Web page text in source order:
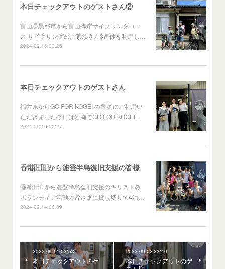
本日チェックアウトのゲストさん②
富山県黒部市から富山湾岸サイクリングコー
ス サイクリングのご家族さん3連休を利用し…
2024.09.16 03:25
本日チェックアウトのゲストさん
福井県からGO FOR KOGEI の観覧にご利用い
ただきました今日は岩瀬でGO FOR KOGEI…
2024.09.16 00:27
香港🇭🇰から能登半島復旧支援の皆様
香港🇭🇰から能登半島復旧支援のキリスト教
ボランティア活動の皆さまに貸し切りで4泊…
2024.09.14 06:39
2022.09.14 03:58
本日チェックアウトのゲ
2022.09.02 23:49
本日チェックアウトのゲ